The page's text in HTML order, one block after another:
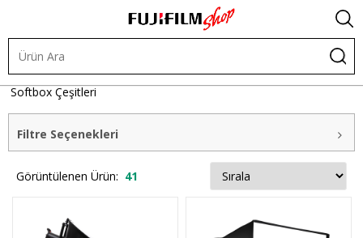
Işık ve Fon Sistemleri Şekillendiriciler Softbox
Diğer
Softbox Çeşitleri
Filtre Seçenekleri
Görüntülenen Ürün: 41